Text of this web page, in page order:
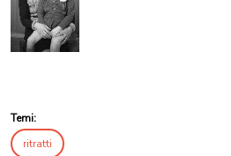
Temi:
ritratti